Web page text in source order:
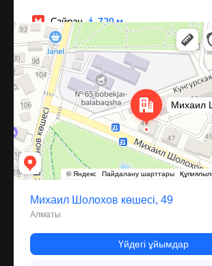
Алматы
Улица Михаила Шолохова, 49 — Яндекс Карты